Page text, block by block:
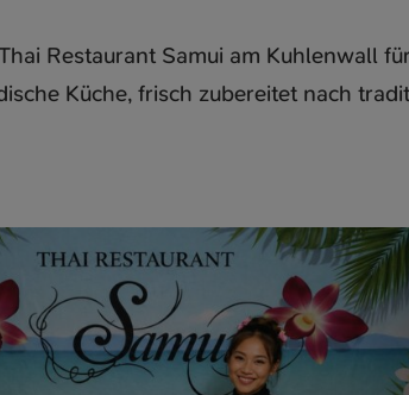
Restaurant Samui am Kuhlenwall
Küche, frisch zubereitet nach